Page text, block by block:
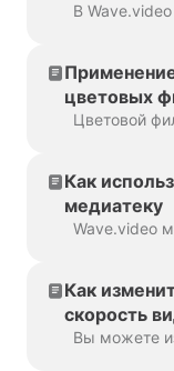
цветовых
к видео
Как
медиатеку
Как
скорость